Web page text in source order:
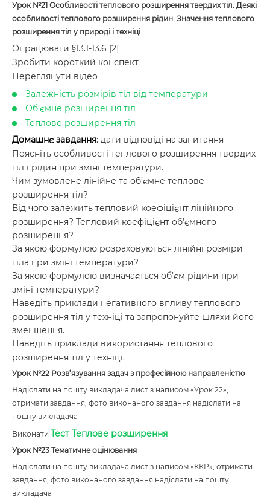
Урок №21 Особливості теплового розширення твердих тіл. Деякі
особливості теплового розширення рідин. Значення теплового
розширення тіл у природі і техніці
Опрацювати §13.1-13.6 [2]
Зробити короткий конспект
Переглянути відео
Залежність розмірів тіл від температури
Об’ємне розширення тіл
Теплове розширення тіл
Домашнє завдання: дати відповіді на запитання
Поясніть особливості теплового розширення твердих
тіл і рідин при зміні температури.
Чим зумовлене лінійне та об’ємне теплове
розширення тіл?
Від чого залежить тепловий коефіцієнт лінійного
розширення? Тепловий коефіцієнт об’ємного
розширення?
За якою формулою розраховуються лінійні розміри
тіла при зміні температури?
За якою формулою визначається об’єм рідини при
зміні температури?
Наведіть приклади негативного впливу теплового
розширення тіл у техніці та запропонуйте шляхи його
зменшення.
Наведіть приклади використання теплового
розширення тіл у техніці.
Урок №22 Розв’язування задач з професійною направленістю
Надіслати на пошту викладача лист з написом «Урок 22»,
отримати завдання, фото виконаного завдання надіслати на
пошту викладача
Виконати Тест Теплове розширення
Урок №23 Тематичне оцінювання
Надіслати на пошту викладача лист з написом «ККР», отримати
завдання, фото виконаного завдання надіслати на пошту
викладача